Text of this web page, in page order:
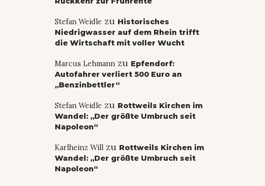
Stefan Weidle zu Historisches
Niedrigwasser auf dem Rhein trifft
die Wirtschaft mit voller Wucht
Marcus Lehmannzu Epfendorf:
Autofahrer verliert 500 Euro an
„Benzinbettler“
Stefan Weidle zu Rottweils Kirchen im
Wandel: „Der größte Umbruch seit
Napoleon“
Karlheinz Willzu Rottweils Kirchen im
Wandel: „Der größte Umbruch seit
Napoleon“